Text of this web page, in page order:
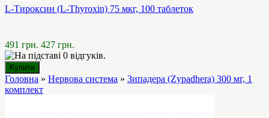
L-Тироксин (L-Thyroxin) 75 мкг, 100 таблеток
491 грн. 427 грн.
Головна » Нервова система » Зипадера (Zypadhera) 300 мг, 1
комплект